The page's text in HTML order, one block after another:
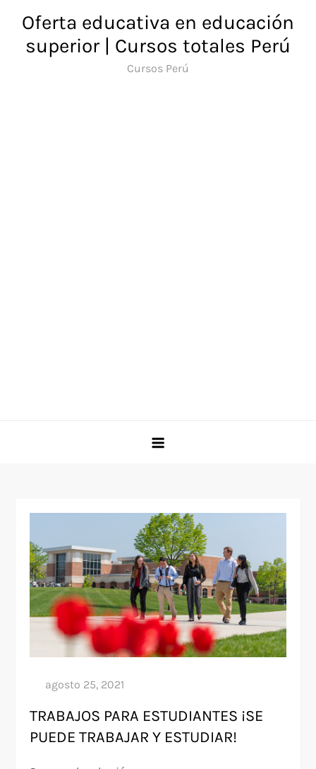
contenido
Oferta educativa en educación
superior | Cursos totales Perú
Cursos Perú
TRABAJOS PARA ESTUDIANTES ¡SE
PUEDE TRABAJAR Y ESTUDIAR!